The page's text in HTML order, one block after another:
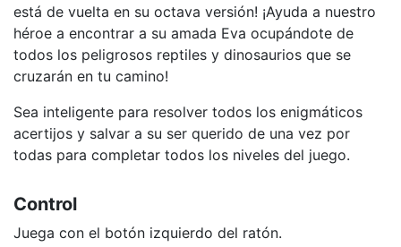
está de vuelta en su octava versión! ¡Ayuda a nuestro
héroe a encontrar a su amada Eva ocupándote de
todos los peligrosos reptiles y dinosaurios que se
cruzarán en tu camino!
Sea inteligente para resolver todos los enigmáticos
acertijos y salvar a su ser querido de una vez por
todas para completar todos los niveles del juego.
Control
Juega con el botón izquierdo del ratón.